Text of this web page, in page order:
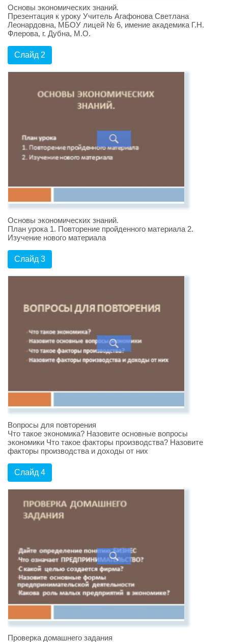
Основы экономических знаний.
Презентация к уроку Учитель Агафонова Светлана
Леонардовна, МБОУ лицей № 6, имение академика Г.Н.
Флерова, г. Дубна, М.О.
Слайд 2
Основы экономических знаний.
План урока 1. Повторение пройденного материала 2.
Изучение нового материала
Слайд 3
Вопросы для повторения
Что такое экономика? Назовите основные вопросы
экономики Что такое факторы производства? Назовите
факторы производства и доходы от них
Слайд 4
Проверка домашнего задания